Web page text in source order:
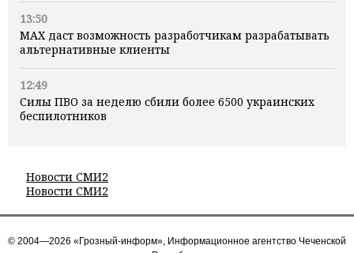
13:50
MAX даст возможность разработчикам разрабатывать
альтернативные клиенты
12:49
Силы ПВО за неделю сбили более 6500 украинских
беспилотников
Новости СМИ2
Новости СМИ2
© 2004—2026 «Грозный-информ», Информационное агентство Чеченской